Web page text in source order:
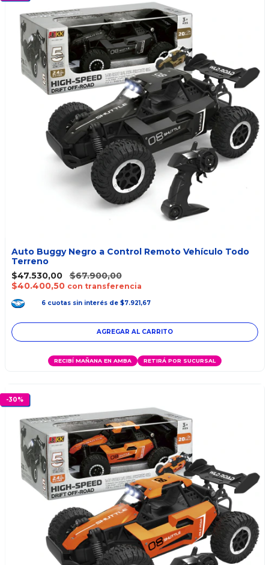
Auto Buggy Negro a Control Remoto Vehículo Todo
Terreno
$47.530,00
$67.900,00
$40.400,50 con transferencia
6 cuotas sin interés de $7.921,67
RECIBÍ MAÑANA EN AMBA RETIRÁ POR SUCURSAL
-30%